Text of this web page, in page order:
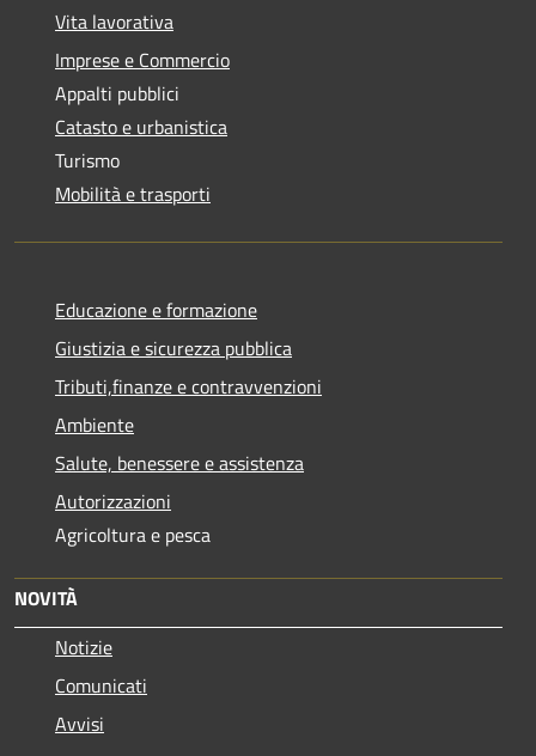
Vita lavorativa
Imprese e Commercio
Appalti pubblici
Catasto e urbanistica
Turismo
Mobilità e trasporti
Educazione e formazione
Giustizia e sicurezza pubblica
Tributi,finanze e contravvenzioni
Ambiente
Salute, benessere e assistenza
Autorizzazioni
Agricoltura e pesca
NOVITÀ
Notizie
Comunicati
Avvisi